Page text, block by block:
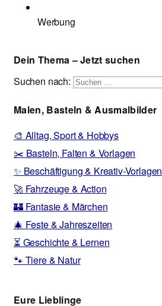
Werbung
Dein Thema – Jetzt suchen
Suchen nach:
Malen, Basteln & Ausmalbilder
🎨 Alltag, Sport & Hobbys
✂️ Basteln, Falten & Vorlagen
✨ Beschäftigung & Kreativ-Vorlagen
🚀 Fahrzeuge & Action
🏰 Fantasie & Märchen
🎄 Feste & Jahreszeiten
⏳ Geschichte & Lernen
🐾 Tiere & Natur
Eure Lieblinge